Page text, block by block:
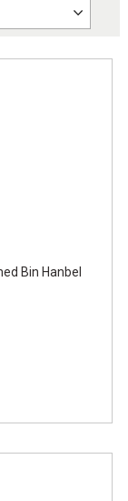
Bin Hanbel